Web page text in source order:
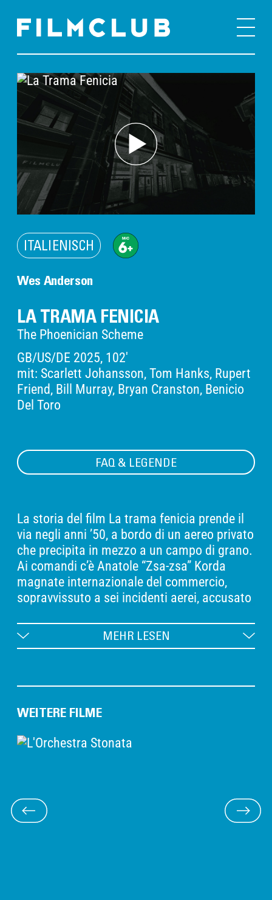
ITALIENISCH
Wes Anderson
LA TRAMA FENICIA
The Phoenician Scheme
GB/US/DE 2025, 102'
mit: Scarlett Johansson, Tom Hanks, Rupert
Friend, Bill Murray, Bryan Cranston, Benicio
Del Toro
FAQ & LEGENDE
La storia del film La trama fenicia prende il
via negli anni ’50, a bordo di un aereo privato
che precipita in mezzo a un campo di grano.
Ai comandi c’è Anatole “Zsa-zsa” Korda
magnate internazionale del commercio,
sopravvissuto a sei incidenti aerei, accusato
diplomatici non ufficiali. Zsa-zsa è una
figura larger-than-life: collezionista d’arte,
mondo, la cosiddetta Fenicia Indipendente.
In concorso al Festival di Cannes 2025
MEHR LESEN
WEITERE FILME